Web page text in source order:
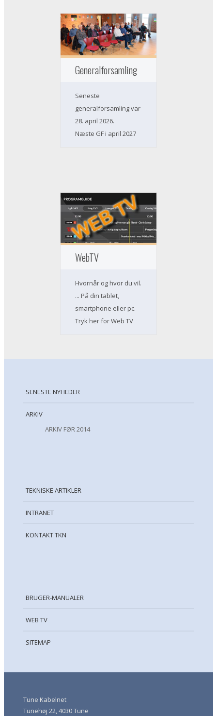
Generalforsamling
Seneste
generalforsamling var
28. april 2026.
Næste GF i april 2027
WebTV
Hvornår og hvor du vil.
... På din tablet,
smartphone eller pc.
Tryk her for Web TV
SENESTE NYHEDER
ARKIV
ARKIV FØR 2014
TEKNISKE ARTIKLER
INTRANET
KONTAKT TKN
BRUGER-MANUALER
WEB TV
SITEMAP
Tune Kabelnet
Tunehøj 22, 4030 Tune